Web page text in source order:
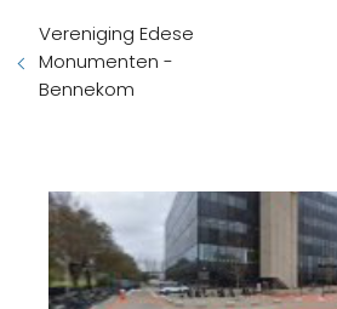
Vereniging Edese
Monumenten -
Bennekom